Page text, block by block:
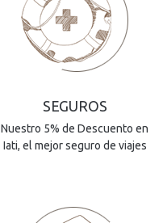
SEGUROS
Nuestro 5% de Descuento en
Iati, el mejor seguro de viajes